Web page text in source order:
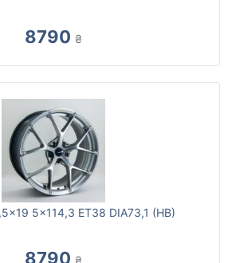
8790 ₴
5x114,3 ET38 DIA73,1 (HB)
8790 ₴